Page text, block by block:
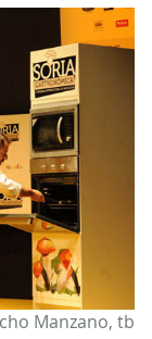
Manzano, tb